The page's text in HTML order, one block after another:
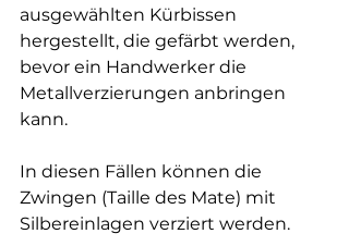
ausgewählten Kürbissen
hergestellt, die gefärbt werden,
bevor ein Handwerker die
Metallverzierungen anbringen
kann.
In diesen Fällen können die
Zwingen (Taille des Mate) mit
Silbereinlagen verziert werden.